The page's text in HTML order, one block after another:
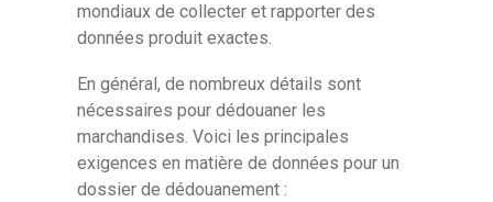
mondiaux de collecter et rapporter des
données produit exactes.
En général, de nombreux détails sont
nécessaires pour dédouaner les
marchandises. Voici les principales
exigences en matière de données pour un
dossier de dédouanement :